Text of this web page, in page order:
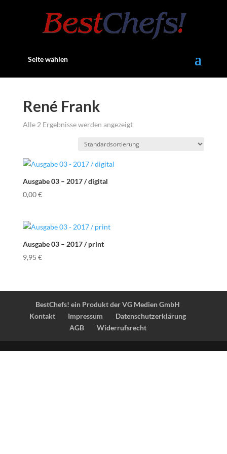
Seite wählen
René Frank
Alle 2 Ergebnisse werden angezeigt
Ausgabe 03 – 2017 / digital
0,00€
Ausgabe 03 – 2017 / print
9,95 €
BestChefs! ein Produkt der VG Medien GmbH
Kontakt
Impressum
Datenschutzerklärung
AGB
Widerrufsrecht